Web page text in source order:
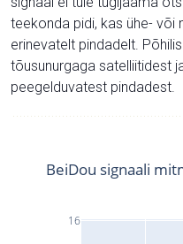
teekonda pidi, kas ühe- või
erinevatelt pindadelt.
tõusunurgaga satelliitidest
peegelduvatest pindadest.
16
BeiDou signaali